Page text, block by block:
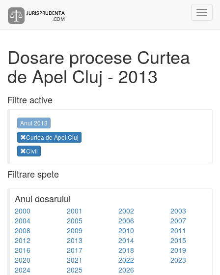
Dosare procese Curtea
de Apel Cluj - 2013
Filtre active
Anul 2013
Curtea de Apel Cluj
Civil
Filtrare spete
Anul dosarului
2000 2001 2002
2003
2004
2005 2006
2007
2008
2009 2010
2011
2012
2013 2014
2015
2016
2017 2018
2019
2020
2021 2022
2023
2024
2025 2026